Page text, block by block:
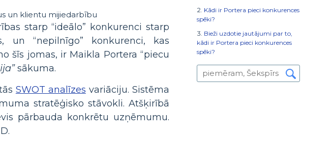
Kādi ir Portera pieci konkurences
spēki?
Bieži uzdotie jautājumi par to,
kādi ir Portera pieci konkurences
spēki?
starp “ideālo” konkurenci starp
un “nepilnīgo” konkurenci, kas
šīs jomas, ir Maikla Portera “piecu
sākuma.
SWOT analīzes variāciju. Sistēma
stratēģisko stāvokli. Atšķirībā
pārbauda konkrētu uzņēmumu.